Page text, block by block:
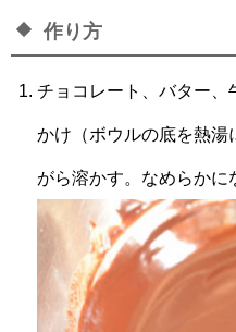
作り方
チョコレート、バター、
かけ（ボウルの底を熱湯
がら溶かす。なめらかに